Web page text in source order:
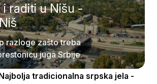
i raditi u Nišu -
razloge zašto treba
juga Srbije.
tradicionalna srpska jela -